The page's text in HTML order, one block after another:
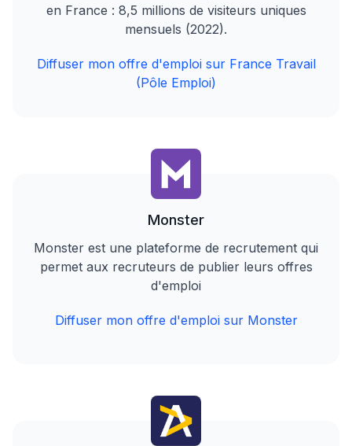
en France : 8,5 millions de visiteurs uniques
mensuels (2022).
Diffuser mon offre d'emploi sur France Travail
(Pôle Emploi)
Monster
Monster est une plateforme de recrutement qui
permet aux recruteurs de publier leurs offres
d'emploi
Diffuser mon offre d'emploi sur Monster